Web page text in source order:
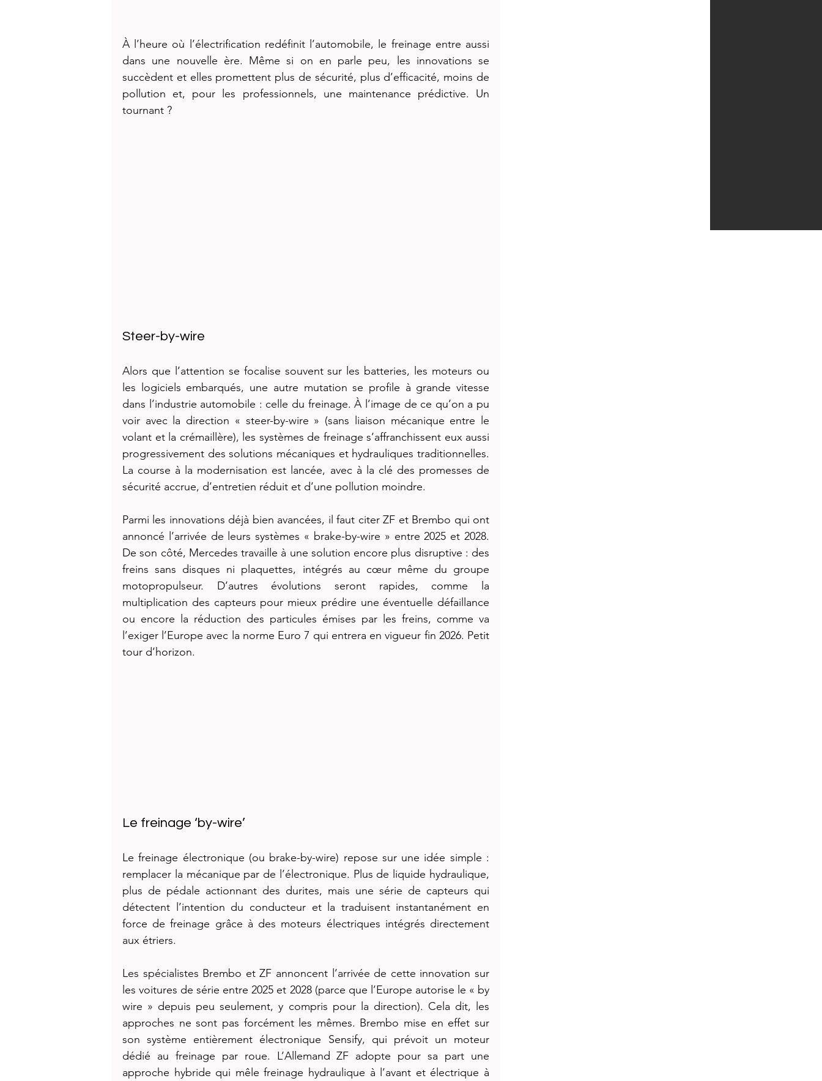
À l’heure où l’électrification redéfinit l’automobile, le freinage entre aussi
dans une nouvelle ère. Même si on en parle peu, les innovations se
succèdent et elles promettent plus de sécurité, plus d’efficacité, moins de
pollution et, pour les professionnels, une maintenance prédictive. Un
tournant ?
Steer-by-wire
Alors que l’attention se focalise souvent sur les batteries, les moteurs ou
les logiciels embarqués, une autre mutation se profile à grande vitesse
dans l’industrie automobile : celle du freinage. À l’image de ce qu’on a pu
voir avec la direction « steer-by-wire » (sans liaison mécanique entre le
volant et la crémaillère), les systèmes de freinage s’affranchissent eux aussi
progressivement des solutions mécaniques et hydrauliques traditionnelles.
La course à la modernisation est lancée, avec à la clé des promesses de
sécurité accrue, d’entretien réduit et d’une pollution moindre.
Parmi les innovations déjà bien avancées, il faut citer ZF et Brembo qui ont
annoncé l’arrivée de leurs systèmes « brake-by-wire » entre 2025 et 2028.
De son côté, Mercedes travaille à une solution encore plus disruptive : des
freins sans disques ni plaquettes, intégrés au cœur même du groupe
motopropulseur. D’autres évolutions seront rapides, comme la
multiplication des capteurs pour mieux prédire une éventuelle défaillance
ou encore la réduction des particules émises par les freins, comme va
l’exiger l’Europe avec la norme Euro 7 qui entrera en vigueur fin 2026. Petit
tour d’horizon.
Le freinage ‘by-wire’
Le freinage électronique (ou brake-by-wire) repose sur une idée simple :
remplacer la mécanique par de l’électronique. Plus de liquide hydraulique,
plus de pédale actionnant des durites, mais une série de capteurs qui
détectent l’intention du conducteur et la traduisent instantanément en
force de freinage grâce à des moteurs électriques intégrés directement
aux étriers.
Les spécialistes Brembo et ZF annoncent l’arrivée de cette innovation sur
les voitures de série entre 2025 et 2028 (parce que l’Europe autorise le « by
wire » depuis peu seulement, y compris pour la direction). Cela dit, les
approches ne sont pas forcément les mêmes. Brembo mise en effet sur
son système entièrement électronique Sensify, qui prévoit un moteur
dédié au freinage par roue. L’Allemand ZF adopte pour sa part une
approche hybride qui mêle freinage hydraulique à l’avant et électrique à